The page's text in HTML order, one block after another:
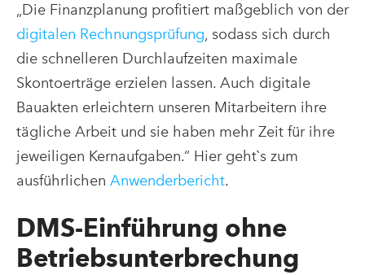
„Die Finanzplanung profitiert maßgeblich von der
digitalen Rechnungsprüfung, sodass sich durch
die schnelleren Durchlaufzeiten maximale
Skontoerträge erzielen lassen. Auch digitale
Bauakten erleichtern unseren Mitarbeitern ihre
tägliche Arbeit und sie haben mehr Zeit für ihre
jeweiligen Kernaufgaben.“ Hier geht`s zum
ausführlichen Anwenderbericht.
DMS-Einführung ohne
Betriebsunterbrechung